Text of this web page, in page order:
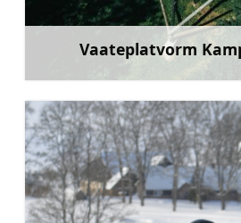
Vaateplatvorm